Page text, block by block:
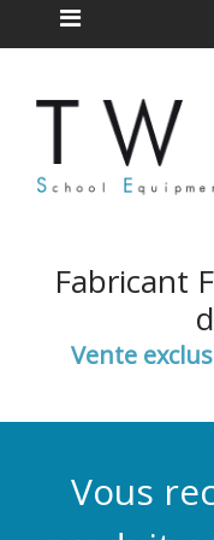
Fabricant
Vente
Vous